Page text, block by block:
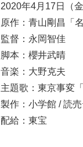
2020年4月17日（
原作：青山剛昌「
監督：永岡智佳
脚本：櫻井武晴
音楽：大野克夫
主題歌：東京事変
製作：小学館 / 読
配給：東宝